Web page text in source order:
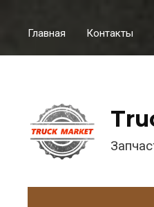
Главная Контакты